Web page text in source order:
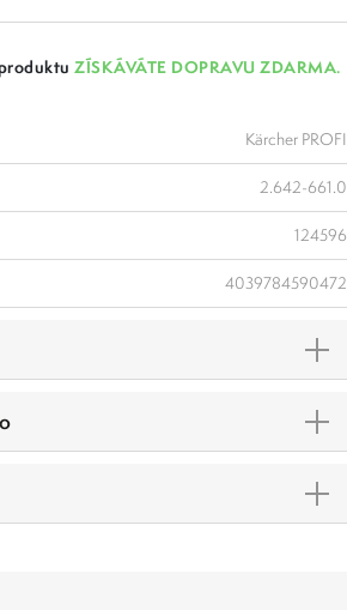
ZÍSKÁVÁTE DOPRAVU ZDARMA.
Kärcher PROFI
2.642-661.0
124596
4039784590472